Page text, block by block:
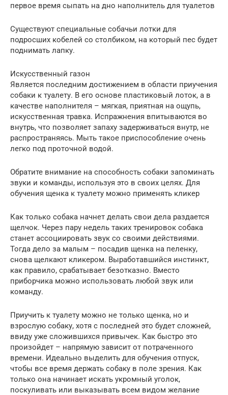
первое время сыпать на дно наполнитель для туалетов
Существуют специальные собачьи лотки для
подросших кобелей со столбиком, на который пес будет
поднимать лапку.
Искусственный газон
Является последним достижением в области приучения
собаки к туалету. В его основе пластиковый лоток, а в
качестве наполнителя – мягкая, приятная на ощупь,
искусственная травка. Испражнения впитываются во
внутрь, что позволяет запаху задерживаться внутр, не
распространяясь. Мыть такое приспособление очень
легко под проточной водой.
Обратите внимание на способность собаки запоминать
звуки и команды, используя это в своих целях. Для
обучения щенка к туалету можно применять кликер
Как только собака начнет делать свои дела раздается
щелчок. Через пару недель таких тренировок собака
станет ассоциировать звук со своими действиями.
Тогда дело за малым – посадив щенка на пеленку,
снова щелкают кликером. Выработавшийся инстинкт,
как правило, срабатывает безотказно. Вместо
приборчика можно использовать любой звук или
команду.
Приучить к туалету можно не только щенка, но и
взрослую собаку, хотя с последней это будет сложней,
ввиду уже сложившихся привычек. Как быстро это
произойдет – напрямую зависит от потраченного
времени. Идеально выделить для обучения отпуск,
чтобы все время держать собаку в поле зрения. Как
только она начинает искать укромный уголок,
поскуливать или выказывать всем видом желание